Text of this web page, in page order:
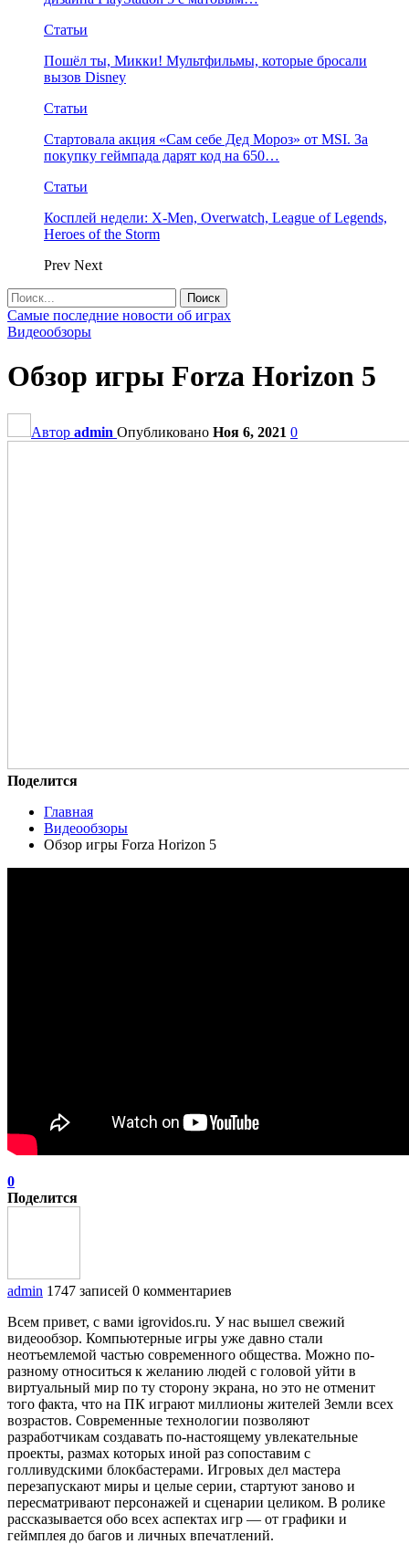
Статьи
Пошёл ты, Микки! Мультфильмы, которые бросали
вызов Disney
Статьи
Стартовала акция «Сам себе Дед Мороз» от MSI. За
покупку геймпада дарят код на 650…
Статьи
Косплей недели: X-Men, Overwatch, League of Legends,
Heroes of the Storm
Prev Next
Самые последние новости об играх
Видеообзоры
Обзор игры Forza Horizon 5
Автор admin Опубликовано Ноя 6, 2021 0
Поделится
Главная
Видеообзоры
Обзор игры Forza Horizon 5
0
Поделится
admin 1747 записей 0 комментариев
Всем привет, с вами igrovidos.ru. У нас вышел свежий
видеообзор. Компьютерные игры уже давно стали
неотъемлемой частью современного общества. Можно по-
разному относиться к желанию людей с головой уйти в
виртуальный мир по ту сторону экрана, но это не отменит
того факта, что на ПК играют миллионы жителей Земли всех
возрастов. Современные технологии позволяют
разработчикам создавать по-настоящему увлекательные
проекты, размах которых иной раз сопоставим с
голливудскими блокбастерами. Игровых дел мастера
перезапускают миры и целые серии, стартуют заново и
пересматривают персонажей и сценарии целиком. В ролике
рассказывается обо всех аспектах игр — от графики и
геймплея до багов и личных впечатлений.